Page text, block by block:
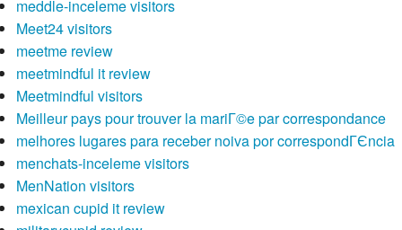
meddle-inceleme visitors
Meet24 visitors
meetme review
meetmindful it review
Meetmindful visitors
Meilleur pays pour trouver la mariГ©e par correspondance
melhores lugares para receber noiva por correspondГЄncia
menchats-inceleme visitors
MenNation visitors
mexican cupid it review